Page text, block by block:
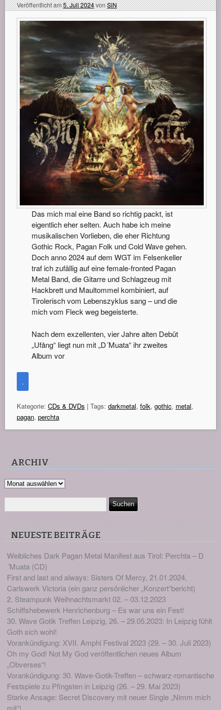
Veröffentlicht am5. Juli 2024vonSiN
Das mich mal eine Band so richtig packt, ist
eigentlich eher selten. Auch habe ich meine
musikalischen Vorlieben, die eher Richtung
Gothic Rock, Pagan Folk und Cold Wave gehen.
Doch anno 2024 auf dem WGT im Felsenkeller
traf ich zufällig auf eine female-fronted Pagan
Metal Band, die Gitarre und Schlagzeug mit
Hackbrett und Maultommel kombiniert, auf
Tirolerisch vom Lebenszyklus sang – und die
mich vom Fleck weg begeisterte.
Nach dem exzellenten, vier Jahre alten Debüt
„Ufång“ liegt nun mit „D´Muata“ ihr zweites
Album vor
.
Kategorie: CDs & DVDs | Tags: darkmetal, folk, gothic, metal,
pagan, perchta
ARCHIV
Archiv
NEUESTE BEITRÄGE
Weibliches Dark Pagan Metal Manifest aus Tirol: Perchta – D
´Muata (CD)
First and last and always: Sisters Of Mercy, 21.01.2024,
Carlswerk Victoria (ein ganz persönlicher „Konzert“bericht)
2. Steampunk Weihnachtsmarkt 02. – 03.12.2023
Schiffshebewerk Henrichenburg – Es war uns ein Fest!
30. Wave Gotik Treffen Leipzig, 26. – 29.05.2023: In Leipzig fühlt
Goth sich wohl!
Vorankündigung: XVII. Amphi Festival 2023 (29. – 30. Juli 2023)
Oh my God! Not My God veröffentlichen neues Album
„Obverses“!
Vorankündigung: 30. Wave-Gotik-Treffen – schwarz-romantische
Festspiele zu Pfingsten in Leipzig (26. – 29. Mai 2023)
Starke Ansage: Secret Discovery mit neuer Single „Nimm mich
mit“!